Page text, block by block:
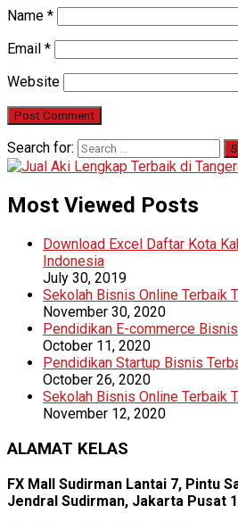
Name *
Email *
Website
Search for:
Most Viewed Posts
Download Excel Daftar Kota
Indonesia
July 30, 2019
Sekolah Bisnis Online Terbaik
November 30, 2020
Pendidikan E-commerce
October 11, 2020
Pendidikan Startup Bisnis
October 26, 2020
Sekolah Bisnis Online Terbaik
November 12, 2020
ALAMAT KELAS
FX Mall Sudirman Lantai 7, Pintu
Jendral Sudirman, Jakarta Pusat